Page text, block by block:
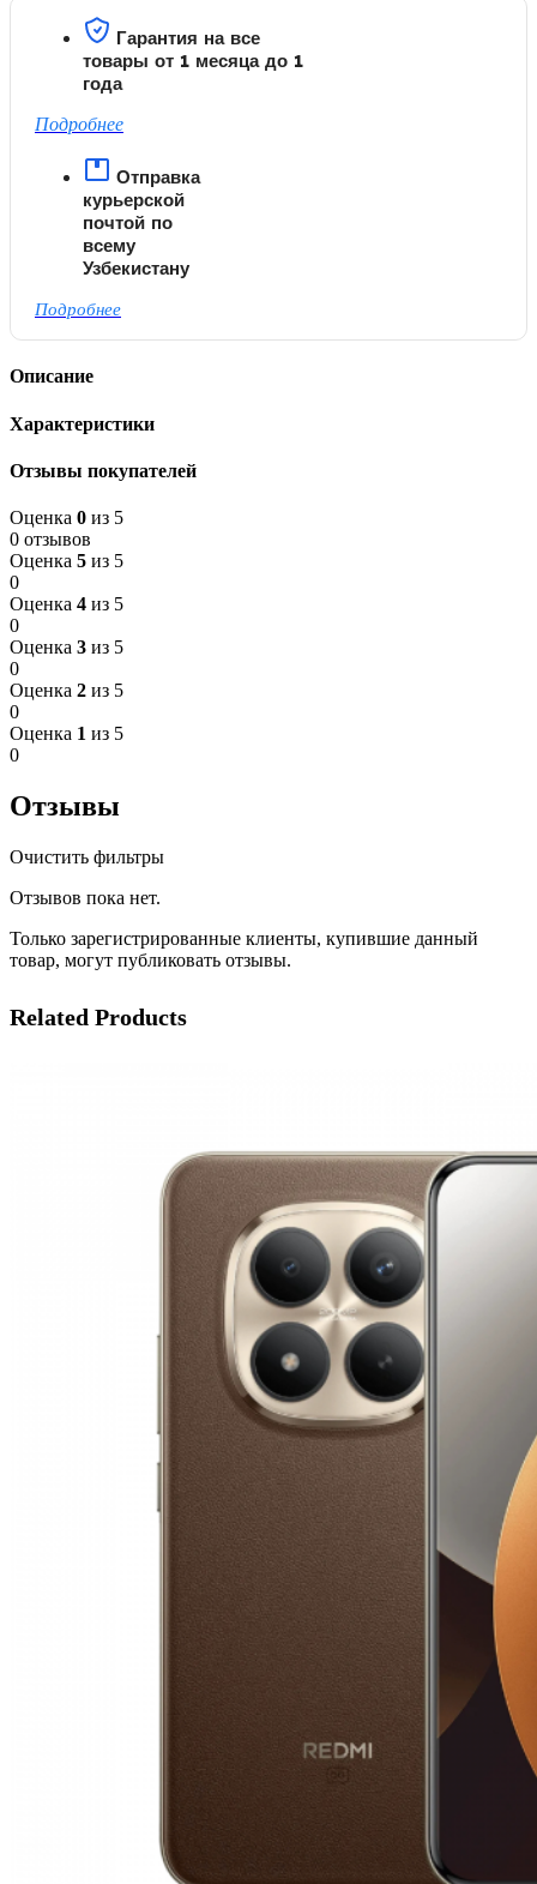
Гарантия на все
товары от 1 месяца до 1
года
Подробнее
Отправка
курьерской
почтой по
всему
Узбекистану
Подробнее
Описание
Характеристики
Отзывы покупателей
Оценка 0 из 5
0 отзывов
Оценка 5 из 5
0
Оценка 4 из 5
0
Оценка 3 из 5
0
Оценка 2 из 5
0
Оценка 1 из 5
0
Отзывы
Очистить фильтры
Отзывов пока нет.
Только зарегистрированные клиенты, купившие данный
товар, могут публиковать отзывы.
Related Products